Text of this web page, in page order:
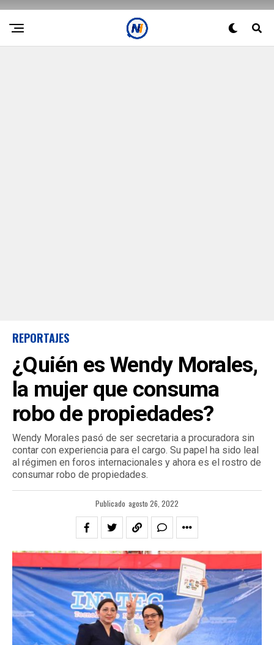
REPORTAJES
¿Quién es Wendy Morales,
la mujer que consuma
robo de propiedades?
Wendy Morales pasó de ser secretaria a procuradora sin
contar con experiencia para el cargo. Su papel ha sido leal
al régimen en foros internacionales y ahora es el rostro de
consumar robo de propiedades.
Publicado agosto 26, 2022